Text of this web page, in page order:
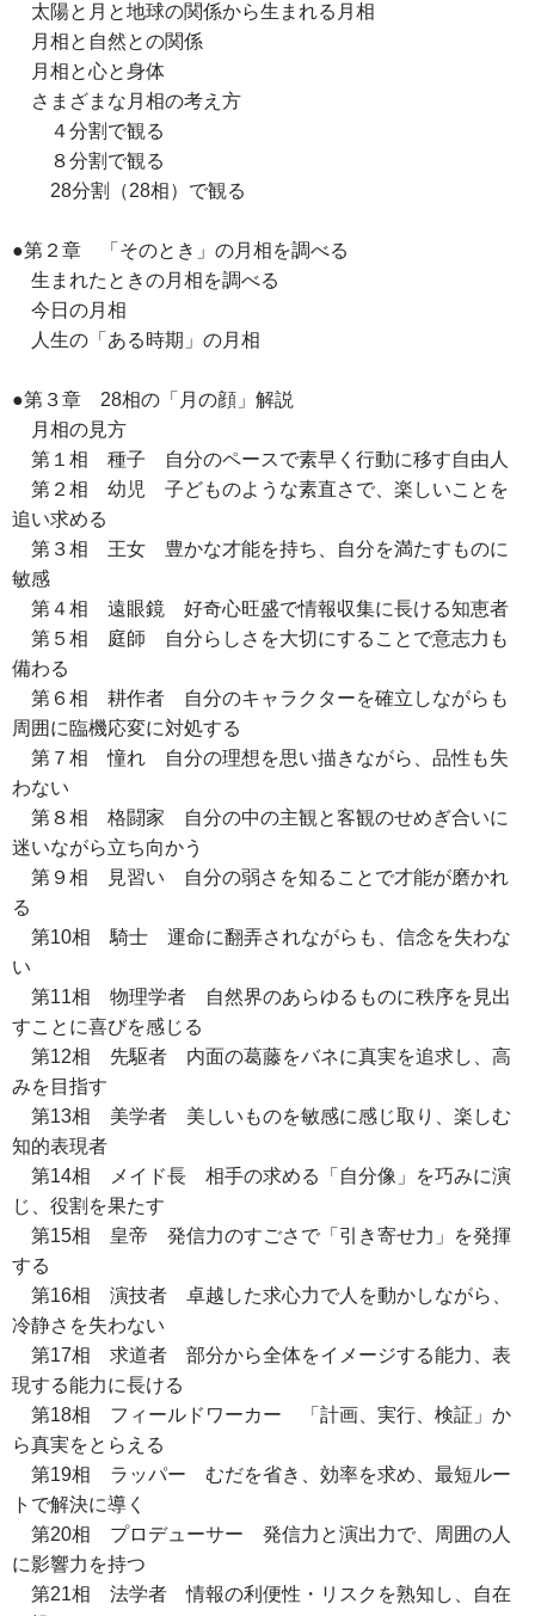
太陽と月と地球の関係から生まれる月相
月相と自然との関係
月相と心と身体
さまざまな月相の考え方
４分割で観る
８分割で観る
28分割（28相）で観る
●第２章 「そのとき」の月相を調べる
生まれたときの月相を調べる
今日の月相
人生の「ある時期」の月相
●第３章 28相の「月の顔」解説
月相の見方
第１相 種子 自分のペースで素早く行動に移す自由人
第２相 幼児 子どものような素直さで、楽しいことを
追い求める
第３相 王女 豊かな才能を持ち、自分を満たすものに
敏感
第４相 遠眼鏡 好奇心旺盛で情報収集に長ける知恵者
第５相 庭師 自分らしさを大切にすることで意志力も
備わる
第６相 耕作者 自分のキャラクターを確立しながらも
周囲に臨機応変に対処する
第７相 憧れ 自分の理想を思い描きながら、品性も失
わない
第８相 格闘家 自分の中の主観と客観のせめぎ合いに
迷いながら立ち向かう
第９相 見習い 自分の弱さを知ることで才能が磨かれ
る
第10相 騎士 運命に翻弄されながらも、信念を失わな
い
第11相 物理学者 自然界のあらゆるものに秩序を見出
すことに喜びを感じる
第12相 先駆者 内面の葛藤をバネに真実を追求し、高
みを目指す
第13相 美学者 美しいものを敏感に感じ取り、楽しむ
知的表現者
第14相 メイド長 相手の求める「自分像」を巧みに演
じ、役割を果たす
第15相 皇帝 発信力のすごさで「引き寄せ力」を発揮
する
第16相 演技者 卓越した求心力で人を動かしながら、
冷静さを失わない
第17相 求道者 部分から全体をイメージする能力、表
現する能力に長ける
第18相 フィールドワーカー 「計画、実行、検証」か
ら真実をとらえる
第19相 ラッパー むだを省き、効率を求め、最短ルー
トで解決に導く
第20相 プロデューサー 発信力と演出力で、周囲の人
に影響力を持つ
第21相 法学者 情報の利便性・リスクを熟知し、自在